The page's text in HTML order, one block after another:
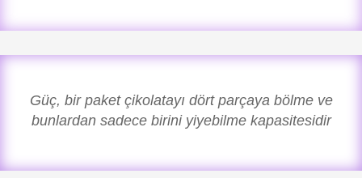
Güç, bir paket çikolatayı dört parçaya bölme ve
bunlardan sadece birini yiyebilme kapasitesidir